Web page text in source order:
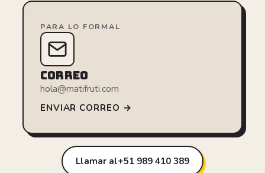
PARA LO FORMAL
CORREO
hola@matifruti.com
ENVIAR CORREO →
Llamar al+51 989 410 389